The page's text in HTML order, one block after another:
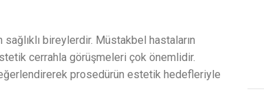
bireylerdir. Müstakbel hastaların
cerrahla görüşmeleri çok önemlidir.
prosedürün estetik hedefleriyle